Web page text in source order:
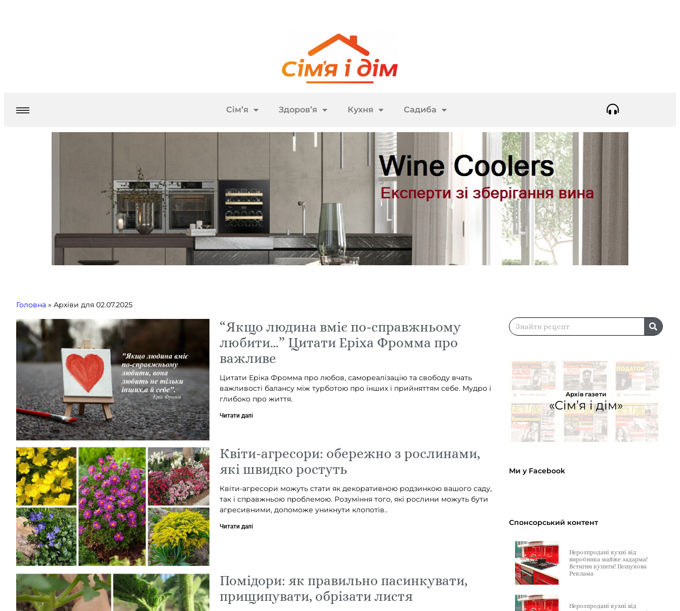
Сім’я Здоров’я Кухня Садиба
Головна » Архіви для 02.07.2025
“Якщо людина вміє по-справжньому
любити…” Цитати Еріха Фромма про
важливе
Цитати Еріка Фромма про любов, самореалізацію та свободу вчать
важливості балансу між турботою про інших і прийняттям себе. Мудро і
глибоко про життя.
Читати далі
Квіти-агресори: обережно з рослинами,
які швидко ростуть
Квіти-агресори можуть стати як декоративною родзинкою вашого саду,
так і справжньою проблемою. Розуміння того, які рослини можуть бути
агресивними, допоможе уникнути клопотів..
Читати далі
Помідори: як правильно пасинкувати,
прищипувати, обрізати листя
Архів газети
«Сім’я і дім»
Ми у Facebook
Спонсорський контент
Нерозпродані кухні від
виробника майже задарма!
Встигни купити! Пошукова
Реклама
Нерозпродані кухні від